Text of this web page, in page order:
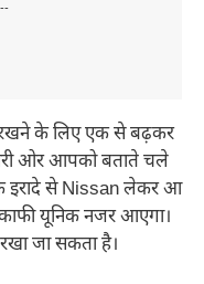
के लिए एक से बढ़कर
ओर आपको बताते चले
इरादे से Nissan लेकर आ
यूनिक नजर आएगा।
जा सकता है।